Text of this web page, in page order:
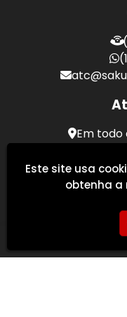
Em todo
Este site usa
obtenha a